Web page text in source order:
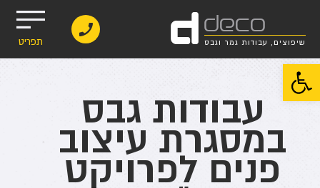
פתח סרגל נגישות
deco
d שיפוצים, עבודות גמר וגבס תפריט
עבודות גבס
במסגרת עיצוב
פנים לפרויקט